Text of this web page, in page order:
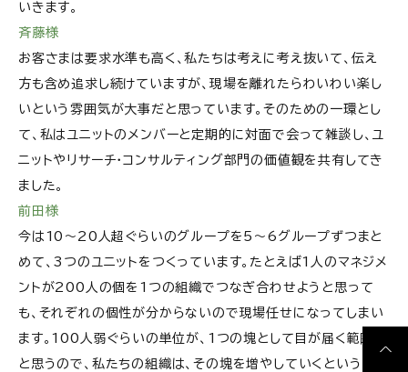
いきます。
斉藤様
お客さまは要求水準も高く、私たちは考えに考え抜いて、伝え
方も含め追求し続けていますが、現場を離れたらわいわい楽し
いという雰囲気が大事だと思っています。そのための一環とし
て、私はユニットのメンバーと定期的に対面で会って雑談し、ユ
ニットやリサーチ・コンサルティング部門の価値観を共有してき
ました。
前田様
今は10～20人超ぐらいのグループを5～6グループずつまと
めて、3つのユニットをつくっています。たとえば1人のマネジメ
ントが200人の個を1つの組織でつなぎ合わせようと思って
も、それぞれの個性が分からないので現場任せになってしまい
ます。100人弱ぐらいの単位が、1つの塊として目が届く範囲だ
と思うので、私たちの組織は、その塊を増やしていくという考え